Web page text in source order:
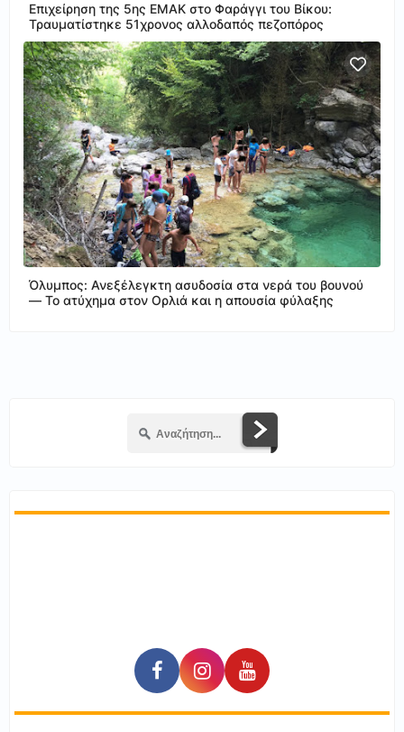
Επιχείρηση της 5ης ΕΜΑΚ στο Φαράγγι του Βίκου:
Τραυματίστηκε 51χρονος αλλοδαπός πεζοπόρος
Όλυμπος: Ανεξέλεγκτη ασυδοσία στα νερά του βουνού
— Το ατύχημα στον Ορλιά και η απουσία φύλαξης